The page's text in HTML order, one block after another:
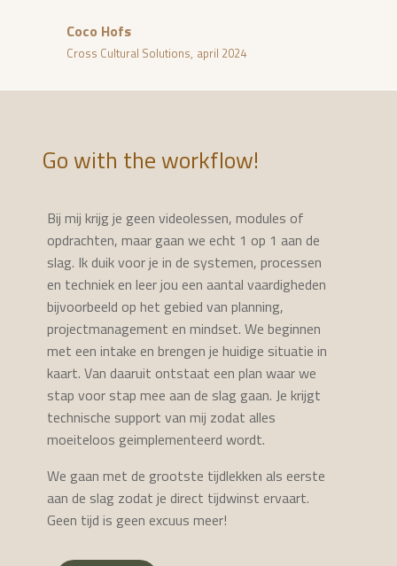
Coco Hofs
Cross Cultural Solutions, april 2024
Go with the workflow!
Bij mij krijg je geen videolessen, modules of
opdrachten, maar gaan we echt 1 op 1 aan de
slag. Ik duik voor je in de systemen, processen
en techniek en leer jou een aantal vaardigheden
bijvoorbeeld op het gebied van planning,
projectmanagement en mindset. We beginnen
met een intake en brengen je huidige situatie in
kaart. Van daaruit ontstaat een plan waar we
stap voor stap mee aan de slag gaan. Je krijgt
technische support van mij zodat alles
moeiteloos geimplementeerd wordt.
We gaan met de grootste tijdlekken als eerste
aan de slag zodat je direct tijdwinst ervaart.
Geen tijd is geen excuus meer!